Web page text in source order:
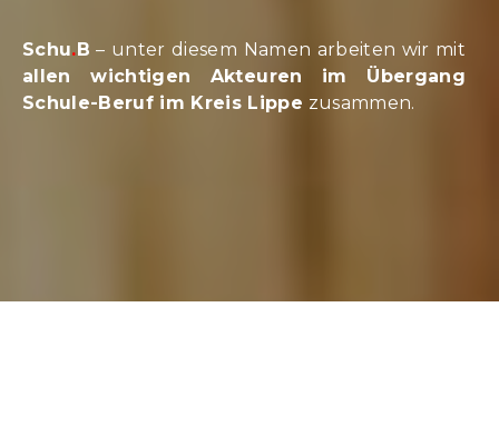
Schu.B – unter diesem Namen arbeiten wir mit
allen wichtigen Akteuren im Übergang
Schule-Beruf im Kreis Lippe zusammen.